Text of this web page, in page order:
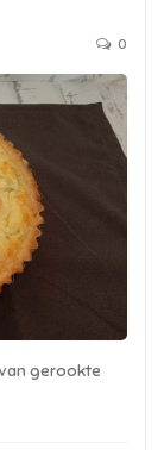
0
gerookte